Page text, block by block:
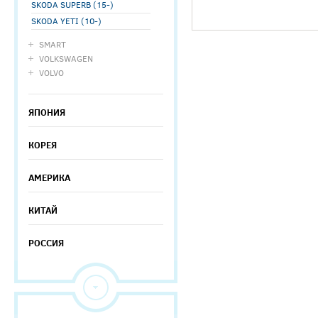
SKODA SUPERB (15-)
SKODA YETI (10-)
SMART
VOLKSWAGEN
VOLVO
ЯПОНИЯ
КОРЕЯ
АМЕРИКА
КИТАЙ
РОССИЯ